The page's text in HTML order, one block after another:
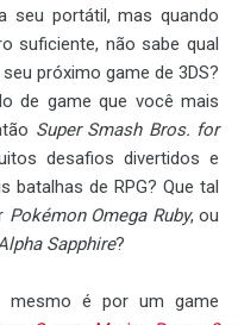
seu portátil, mas quando
suficiente, não sabe qual
próximo game de 3DS?
de game que você mais
Super Smash Bros. for
desafios divertidos e
batalhas de RPG? Que tal
Pokémon Omega Ruby, ou
Sapphire?
mesmo é por um game